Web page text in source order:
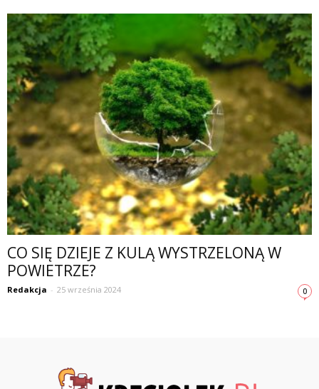
CO SIĘ DZIEJE Z KULĄ WYSTRZELONĄ W
POWIETRZE?
Redakcja - 25 września 2024 0